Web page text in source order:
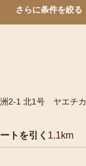
さらに条件を絞る
2-1 北1号 ヤエチカ
トを引く 1.1km